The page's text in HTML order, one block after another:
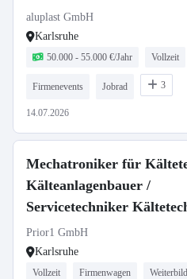
aluplast GmbH
Karlsruhe
50.000 - 55.000 €/Jahr Vollzeit
Firmenevents Jobrad 3
14.07.2026
Mechatroniker für
Kälteanlagenbauer /
Servicetechniker
(m/w/d)
Prior1 GmbH
Karlsruhe
Vollzeit Firmenwagen